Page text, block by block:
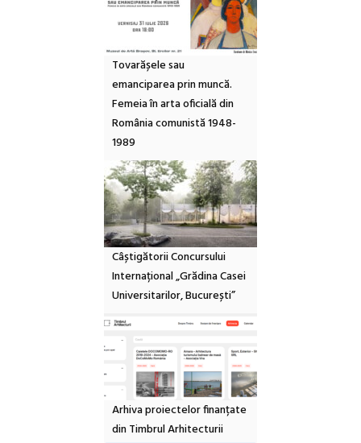
Tovarășele sau
emanciparea prin muncă.
Femeia în arta oficială din
România comunistă 1948-
1989
Câștigătorii Concursului
Internațional „Grădina Casei
Universitarilor, București”
Arhiva proiectelor finanțate
din Timbrul Arhitecturii